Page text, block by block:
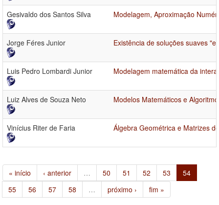
Gesivaldo dos Santos Silva Modelagem, Aproximação
Jorge Féres Junior Existência de soluções suaves
Luis Pedro Lombardi Junior Modelagem matemática da
Luiz Alves de Souza Neto Modelos Matemáticos e
Vinícius Riter de Faria Álgebra Geométrica e Matrizes
« início ‹ anterior … 50 51 52 53
54
55
56 57 58 … próximo › fim »